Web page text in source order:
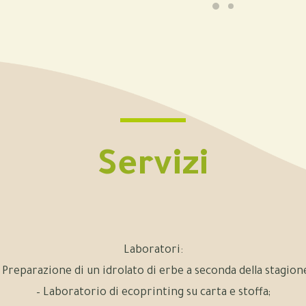
Servizi
Laboratori:
Preparazione di un idrolato di erbe a seconda della
– Laboratorio di ecoprinting su carta e stoffa;